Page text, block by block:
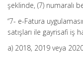
şeklinde, (7) numaralı
“7- e-Fatura
satışları ile gayrisafi iş
a) 2018, 2019 veya